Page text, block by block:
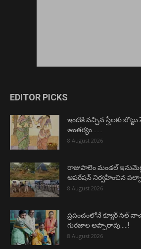
EDITOR PICKS
ఇంటికి వచ్చిన స్త్రీలకు
ఆంతర్యం…….
8 August 2026
రాజుపాలెం మండల్
ఆపరేషన్ నిర్వహించిన
8 August 2026
ప్రపంచంలోనే క్యూర్ సెల్
గురజాల అప్పారావు…..!
8 August 2026